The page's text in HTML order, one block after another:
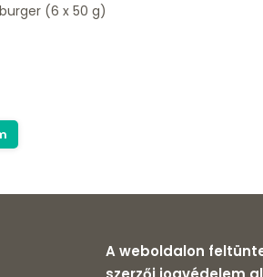
(6 x 50 g)
A weboldalon